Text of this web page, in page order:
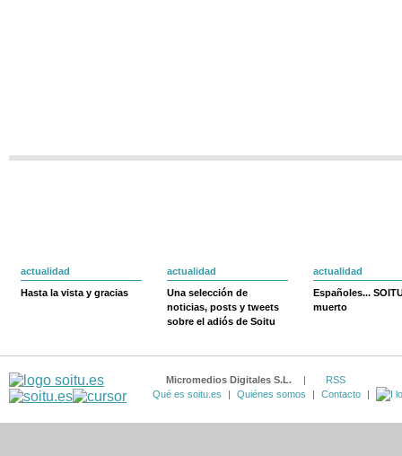
actualidad
Hasta la vista y gracias
actualidad
Una selección de
noticias, posts y tweets
sobre el adiós de Soitu
actualidad
Españoles...
muerto
Micromedios Digitales S.L. |
RSS
Qué es soitu.es
| Quiénes somos | Contacto |